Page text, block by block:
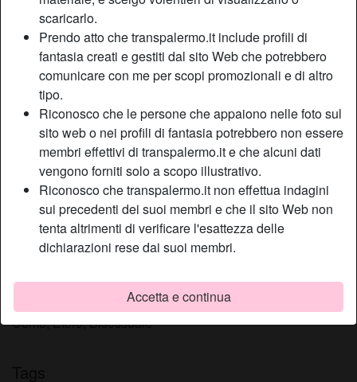
scaricarlo.
Prendo atto che transpalermo.it include profili di
fantasia creati e gestiti dal sito Web che potrebbero
comunicare con me per scopi promozionali e di altro
tipo.
Riconosco che le persone che appaiono nelle foto sul
sito web o nei profili di fantasia potrebbero non essere
membri effettivi di transpalermo.it e che alcuni dati
vengono forniti solo a scopo illustrativo.
Riconosco che transpalermo.it non effettua indagini
sui precedenti dei suoi membri e che il sito Web non
tenta altrimenti di verificare l'esattezza delle
dichiarazioni rese dai suoi membri.
Accetta e continua
Sessualità:
Relazione:
Single
Colore dei capelli:
Scuro
Peso:
Depilata:
Sì
Fumatrice:
A volte
Descrizione
Il mio punto forte è il sesso orale, ancora oggi quando mi
fermo a parlare con qualche mia vecchia conoscenza mi
dicono che non hanno dimenticato la mia bocca, la mia
Uomo, Etero, Bisessuale